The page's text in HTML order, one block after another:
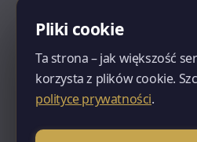
oknie czasowym między
tynkarze, ściany przestają być
musi być jeszcze odbiór
podejścia hydrauliczne. Każdy
między te prace, musi być
Pliki cookie
Ta strona – jak większość
korzysta z plików cookie.
polityce prywatności.